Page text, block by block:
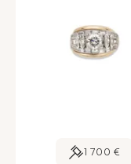
1 700 €